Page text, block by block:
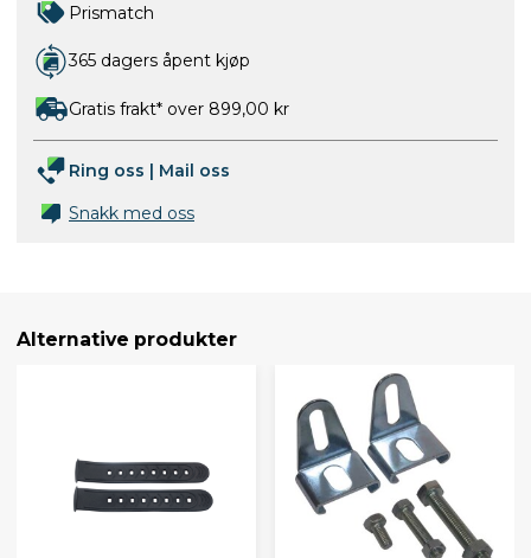
Prismatch
365 dagers åpent kjøp
Gratis frakt* over 899,00 kr
Ring oss | Mail oss
Snakk med oss
Alternative produkter